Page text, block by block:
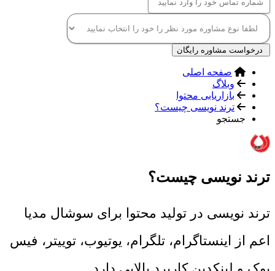
درخواست مشاوره رایگان
صفحه اصلی
وبلاگ
بازاریابی محتوا
ترند نویسی چیست؟
جستجو
ترند نویسی چیست؟
ترند نویسی در تولید محتوا برای سوشال مدیا
اعم از اینستاگرام، تلگرام، یوتیوب، توییتر، فیس